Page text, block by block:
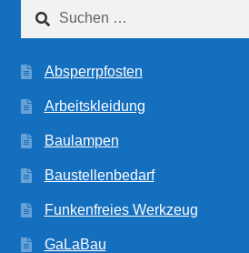
nach:
Absperrpfosten
Arbeitskleidung
Baulampen
Baustellenbedarf
Funkenfreies Werkzeug
GaLaBau